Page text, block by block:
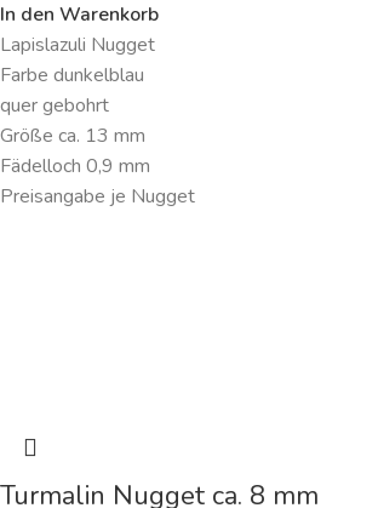
In den Warenkorb
Lapislazuli Nugget
Farbe dunkelblau
quer gebohrt
Größe ca. 13 mm
Fädelloch 0,9 mm
Preisangabe je Nugget
Turmalin Nugget ca. 8 mm